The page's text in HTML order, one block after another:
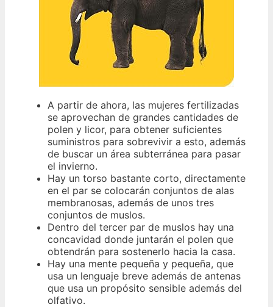
A partir de ahora, las mujeres fertilizadas
se aprovechan de grandes cantidades de
polen y licor, para obtener suficientes
suministros para sobrevivir a esto, además
de buscar un área subterránea para pasar
el invierno.
Hay un torso bastante corto, directamente
en el par se colocarán conjuntos de alas
membranosas, además de unos tres
conjuntos de muslos.
Dentro del tercer par de muslos hay una
concavidad donde juntarán el polen que
obtendrán para sostenerlo hacia la casa.
Hay una mente pequeña y pequeña, que
usa un lenguaje breve además de antenas
que usa un propósito sensible además del
olfativo.